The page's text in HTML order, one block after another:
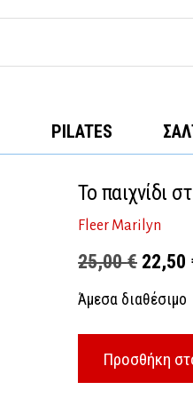
PILATES
Το παιχνίδι
Fleer Marilyn
25,00€
price
25,00
22,50
Άμεσα διαθέσιμο
Προσθήκη